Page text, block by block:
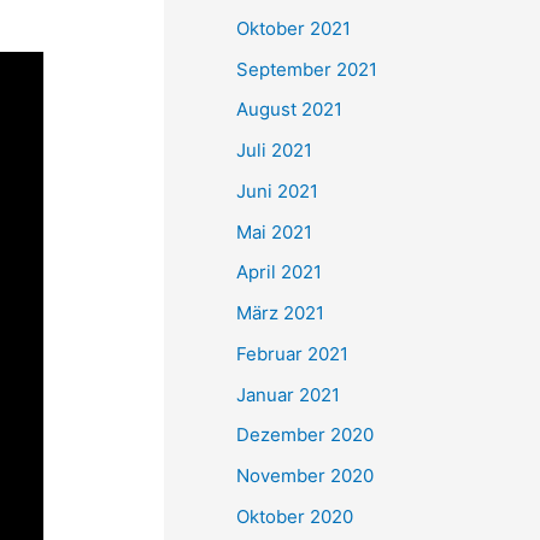
e
n
h
:
Oktober 2021
September 2021
August 2021
Juli 2021
Juni 2021
Mai 2021
April 2021
März 2021
Februar 2021
Januar 2021
Dezember 2020
November 2020
Oktober 2020